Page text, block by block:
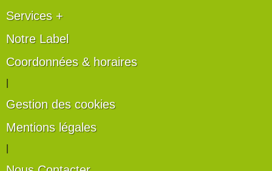
Services +
Notre Label
Coordonnées & horaires
Gestion des cookies
Mentions légales